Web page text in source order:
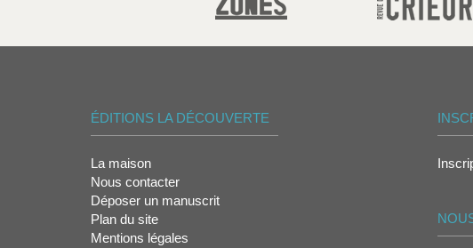
ÉDITIONS LA DÉCOUVERTE
La maison
Nous contacter
Déposer un manuscrit
Plan du site
Mentions légales